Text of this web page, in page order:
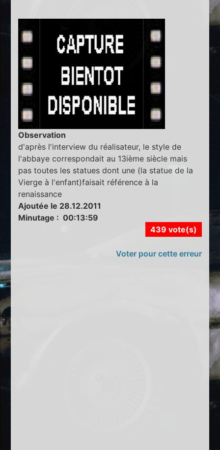
Observation
d'après l'interview du réalisateur, le style de
l'abbaye correspondait au 13ième siècle mais
pas toutes les statues dont une (la statue de la
Vierge à l'enfant)faisait référence à la
renaissance
Ajoutée le 28.12.2011
Minutage : 00:13:59
439 vote(s)
Voter pour cette erreur